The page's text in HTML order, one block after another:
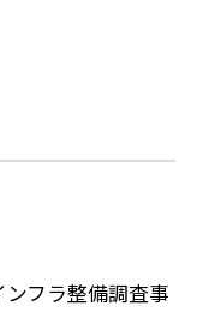
フラ整備調査事